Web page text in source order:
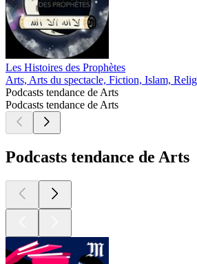
Les Histoires des Prophètes
Arts, Arts du spectacle, Fiction, Islam,
Podcasts tendance de Arts
Podcasts tendance de Arts
Podcasts tendance de Arts